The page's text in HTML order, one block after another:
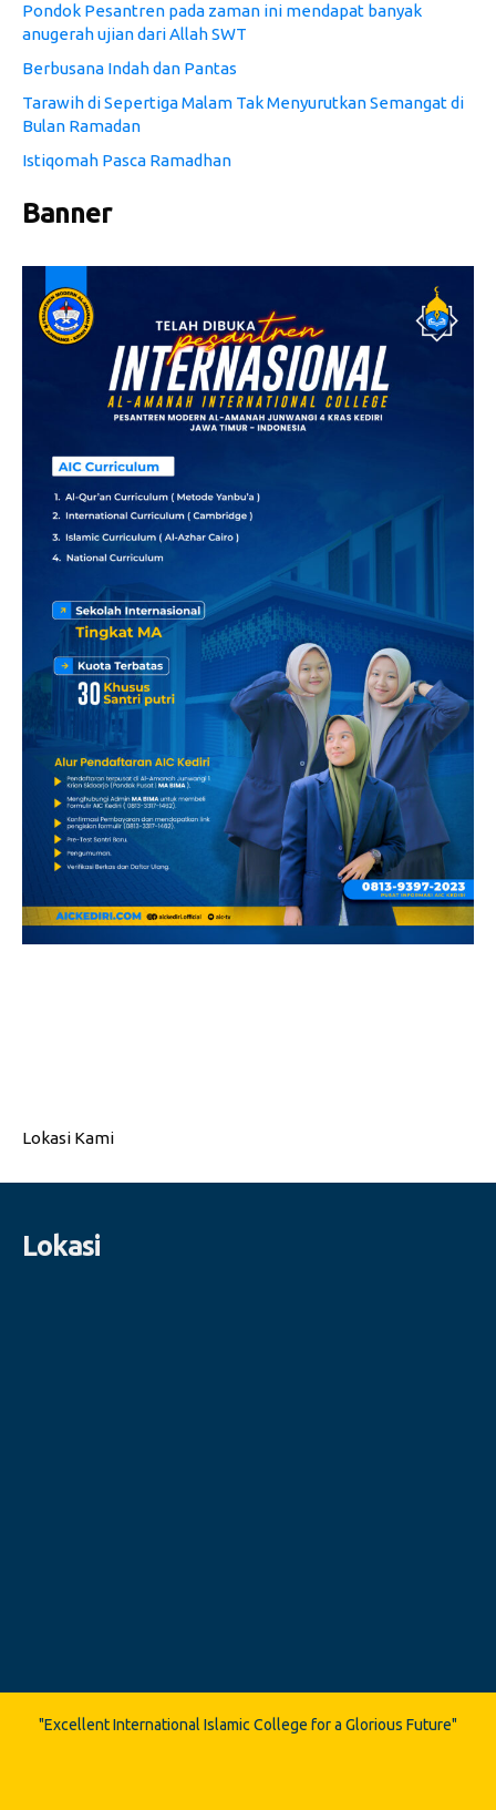
Pondok Pesantren pada zaman ini mendapat banyak
anugerah ujian dari Allah SWT
Berbusana Indah dan Pantas
Tarawih di Sepertiga Malam Tak Menyurutkan Semangat di
Bulan Ramadan
Istiqomah Pasca Ramadhan
Banner
Lokasi Kami
Lokasi
"Excellent International Islamic College for a Glorious Future"